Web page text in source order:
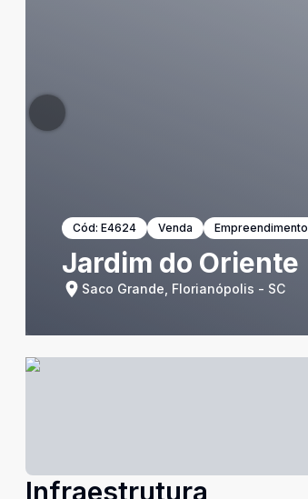
Cód: E4624 Venda Empreendimento
Jardim do Oriente
Saco Grande, Florianópolis - SC
Infraestrutura